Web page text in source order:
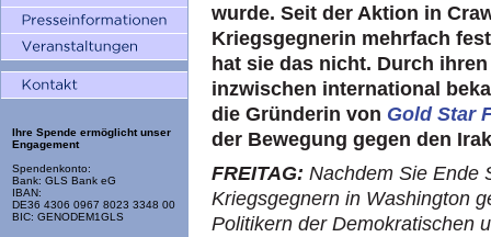
Ihre Spende ermöglicht unser
Engagement
Spendenkonto:
Bank: GLS Bank eG
IBAN:
DE36 4306 0967 8023 3348 00
BIC: GENODEM1GLS
wurde. Seit der Aktion in
Kriegsgegnerin mehrfach
hat sie das nicht. Durch
inzwischen international
die Gründerin von Gold Star
der Bewegung gegen den
FREITAG: Nachdem Sie Ende
Kriegsgegnern in Washington
Politikern der Demokratischen